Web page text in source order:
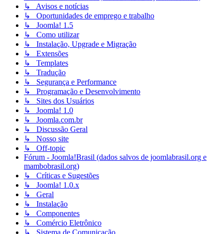
↳ Avisos e notícias
↳ Oportunidades de emprego e trabalho
↳ Joomla! 1.5
↳ Como utilizar
↳ Instalação, Upgrade e Migração
↳ Extensões
↳ Templates
↳ Tradução
↳ Segurança e Performance
↳ Programação e Desenvolvimento
↳ Sites dos Usuários
↳ Joomla! 1.0
↳ Joomla.com.br
↳ Discussão Geral
↳ Nosso site
↳ Off-topic
Fórum - Joomla!Brasil (dados salvos de joomlabrasil.org e
mambobrasil.org)
↳ Críticas e Sugestões
↳ Joomla! 1.0.x
↳ Geral
↳ Instalação
↳ Componentes
↳ Comércio Eletrônico